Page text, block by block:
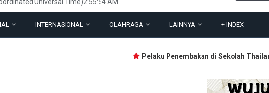
Universal Time)2:55:54 AM
INTERNASIONAL OLAHRAGA LAINNYA + INDEX
Pelaku Penembakan di Sekolah Thailand